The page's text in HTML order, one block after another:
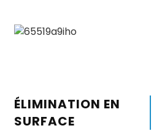
ÉLIMINATION EN
SURFACE